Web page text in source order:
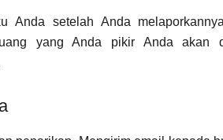
Anda setelah Anda
yang Anda pikir Anda akan